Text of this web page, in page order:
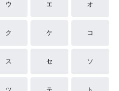
ウ エ オ
ク ケ コ
ス セ ソ